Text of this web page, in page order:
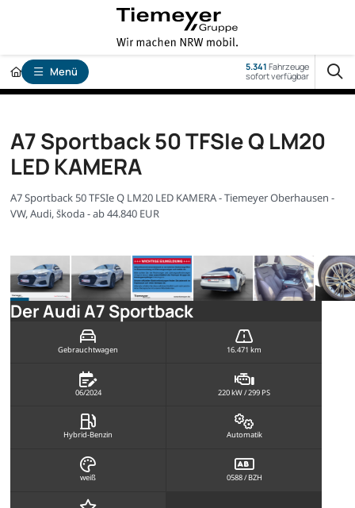
Menü 5.341 Fahrzeuge
sofort verfügbar
A7 Sportback 50 TFSIe Q LM20
LED KAMERA
A7 Sportback 50 TFSIe Q LM20 LED KAMERA - Tiemeyer Oberhausen -
VW, Audi, Škoda - ab 44.840 EUR
Der Audi A7 Sportback
Gebrauchtwagen 16.471 km
06/2024 220 kW / 299 PS
Hybrid-Benzin Automatik
weiß 0588 / BZH